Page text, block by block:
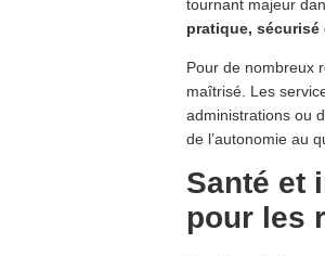
tournant majeur
pratique,
Pour de nombreux
maîtrisé. Les
administrations ou
de l’autonomie au
Santé et
pour les